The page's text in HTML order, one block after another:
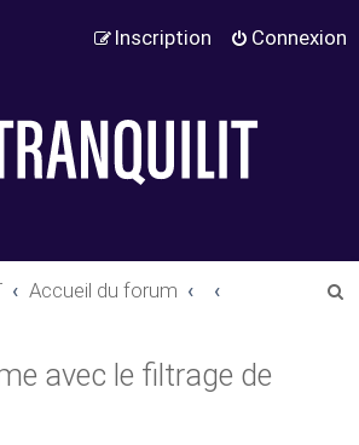
Connexion
Inscription
Accueil du forum
avec le filtrage de